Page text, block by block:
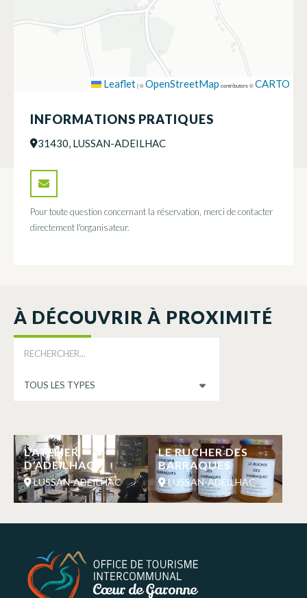
Leaflet|©OpenStreetMap contributors ©CARTO
INFORMATIONS PRATIQUES
31430, LUSSAN-ADEILHAC
Pour toute question concernant la réservation, merci de contacter
directement l'organisateur.
À DÉCOUVRIR À PROXIMITÉ
L’ATELIER
D’ADEILHAC
LUSSAN-ADEILHAC
LE RUCHER DES
BARRAQUES
LUSSAN-ADEILHAC